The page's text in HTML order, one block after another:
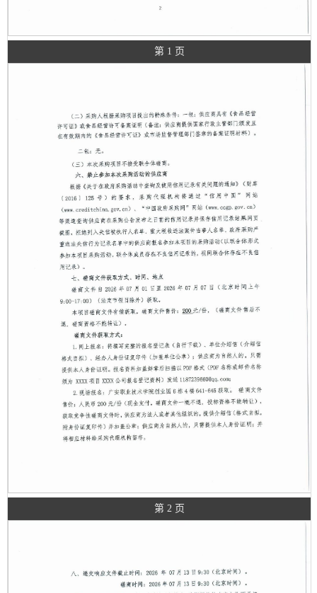
第 1 页
第 2 页